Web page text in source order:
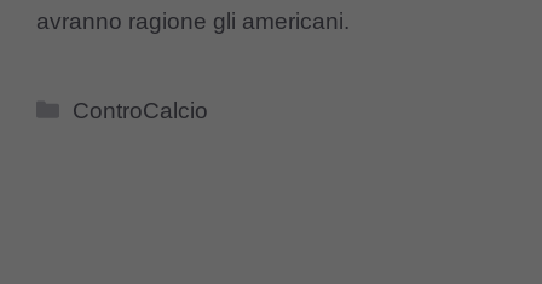
avranno ragione gli americani.
Categorie
ControCalcio